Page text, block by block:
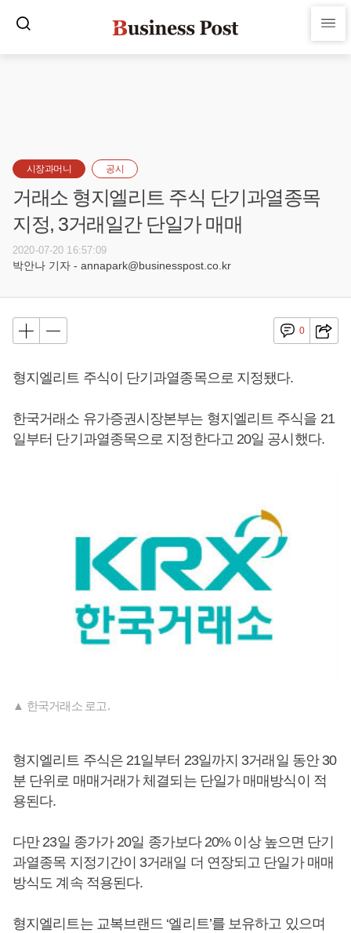
시장과머니 공시
거래소 형지엘리트 주식 단기과열종목
지정, 3거래일간 단일가 매매
2020-07-20 16:57:09
박안나 기자 - annapark@businesspost.co.kr
0
형지엘리트 주식이 단기과열종목으로 지정됐다.
한국거래소 유가증권시장본부는 형지엘리트 주식을 21
일부터 단기과열종목으로 지정한다고 20일 공시했다.
▲ 한국거래소 로고.
형지엘리트 주식은 21일부터 23일까지 3거래일 동안 30
분 단위로 매매거래가 체결되는 단일가 매매방식이 적
용된다.
다만 23일 종가가 20일 종가보다 20% 이상 높으면 단기
과열종목 지정기간이 3거래일 더 연장되고 단일가 매매
방식도 계속 적용된다.
형지엘리트는 교복브랜드 ‘엘리트’를 보유하고 있으며